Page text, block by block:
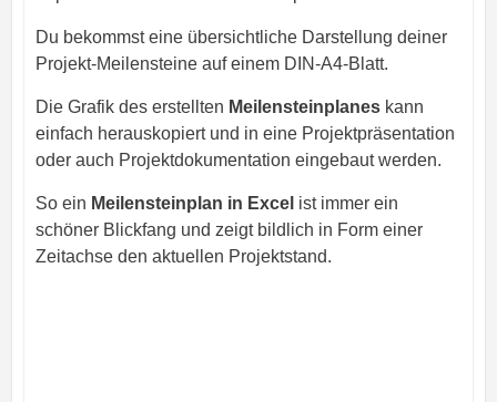
Du bekommst eine übersichtliche Darstellung deiner
Projekt-Meilensteine auf einem DIN-A4-Blatt.
Die Grafik des erstellten Meilensteinplaneskann
einfach herauskopiert und in eine Projektpräsentation
oder auch Projektdokumentation eingebaut werden.
So ein Meilensteinplan in Excel ist immer ein
schöner Blickfang und zeigt bildlich in Form einer
Zeitachse den aktuellen Projektstand.